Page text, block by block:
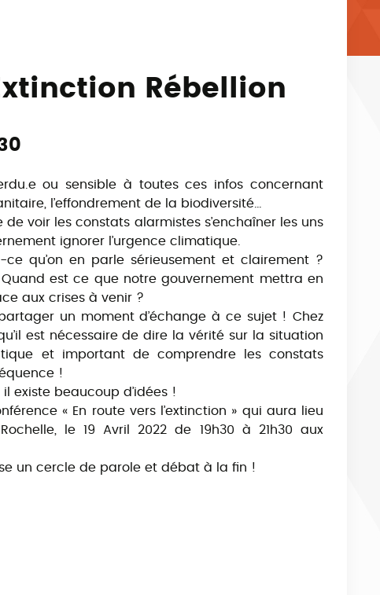
Rébellion
ou sensible à toutes ces infos concernant
l’effondrement de la biodiversité…
voir les constats alarmistes s’enchaîner les uns
ignorer l’urgence climatique.
qu’on en parle sérieusement et clairement ?
Quand est ce que notre gouvernement mettra en
aux crises à venir ?
un moment d’échange à ce sujet ! Chez
est nécessaire de dire la vérité sur la situation
et important de comprendre les constats
!
il existe beaucoup d’idées !
« En route vers l’extinction » qui aura lieu
le 19 Avril 2022 de 19h30 à 21h30 aux
un cercle de parole et débat à la fin !